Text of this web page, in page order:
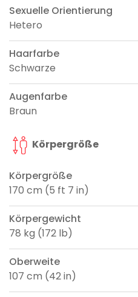
Sexuelle Orientierung
Hetero
Haarfarbe
Schwarze
Augenfarbe
Braun
Körpergröße
Körpergröße
170 cm (5 ft 7 in)
Körpergewicht
78 kg (172 lb)
Oberweite
107 cm (42 in)